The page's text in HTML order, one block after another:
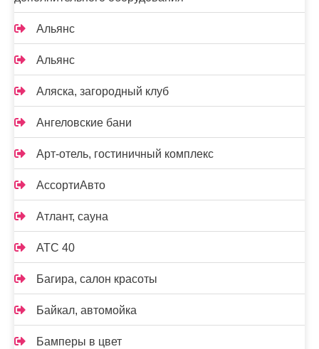
Альянс
Альянс
Аляска, загородный клуб
Ангеловские бани
Арт-отель, гостиничный комплекс
АссортиАвто
Атлант, сауна
АТС 40
Багира, салон красоты
Байкал, автомойка
Бамперы в цвет